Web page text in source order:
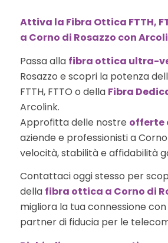
Attiva la Fibra Ottica FTTH,
a Corno di Rosazzo con
Passa alla fibra ottica ultra-
Rosazzo e scopri la potenza
FTTH, FTTO o della Fibra
Arcolink.
Approfitta delle nostre offerte
aziende e professionisti a Corno
velocità, stabilità e affidabilità
Contattaci oggi stesso per
della fibra ottica a Corno di
migliora la tua connessione
partner di fiducia per le